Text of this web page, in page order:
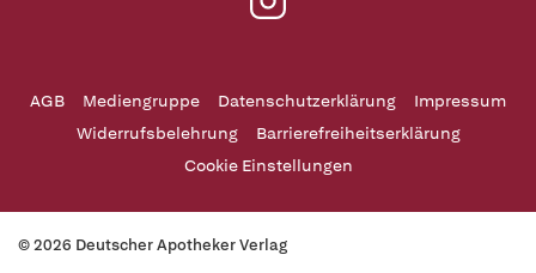
AGB Mediengruppe Datenschutzerklärung
Impressum
Widerrufsbelehrung
Barrierefreiheitserklärung
Cookie Einstellungen
© 2026 Deutscher Apotheker Verlag